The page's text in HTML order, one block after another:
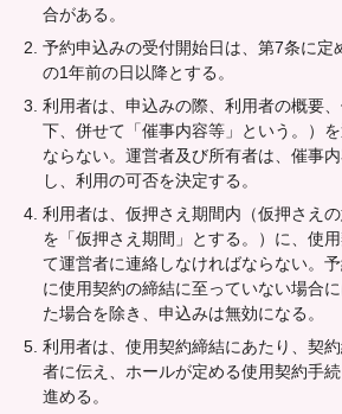
合がある。
予約申込みの受付開始日は、第7条に定
の1年前の日以降とする。
利用者は、申込みの際、利用者の概要
下、併せて「催事内容等」という。）
ならない。運営者及び所有者は、催事
し、利用の可否を決定する。
利用者は、仮押さえ期間内（仮押さえ
を「仮押さえ期間」とする。）に、使
て運営者に連絡しなければならない。
に使用契約の締結に至っていない場合
た場合を除き、申込みは無効になる。
利用者は、使用契約締結にあたり、契
者に伝え、ホールが定める使用契約手
進める。